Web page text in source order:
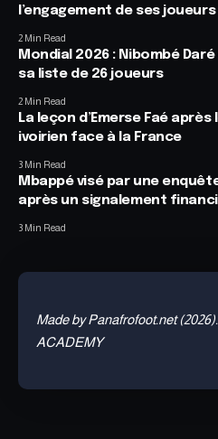
l’engagement de ses joueurs
2 Min Read
Mondial 2026 : Nibombé
sa liste de 26 joueurs
2 Min Read
La leçon d’Emerse Faé
ivoirien face à la France
3 Min Read
Mbappé visé par une
après un signalement
3 Min Read
Made by Panafrofoot.net
ACADEMY